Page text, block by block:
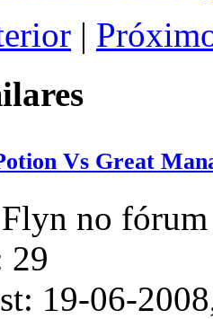
|
Vs Great
no
29
19-06-